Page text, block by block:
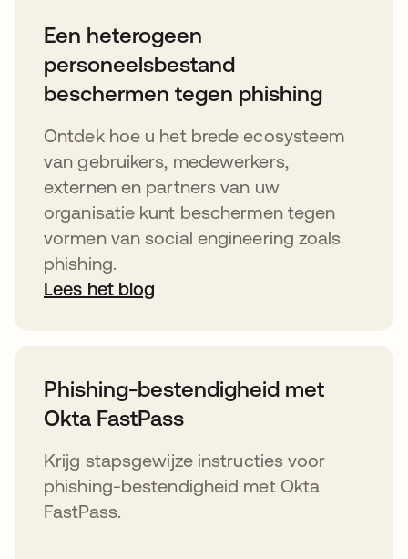
Een heterogeen
personeelsbestand
beschermen tegen phishing
Ontdek hoe u het brede ecosysteem
van gebruikers, medewerkers,
externen en partners van uw
organisatie kunt beschermen tegen
vormen van social engineering zoals
phishing.
Lees het blog
Phishing-bestendigheid met
Okta FastPass
Krijg stapsgewijze instructies voor
phishing-bestendigheid met Okta
FastPass.